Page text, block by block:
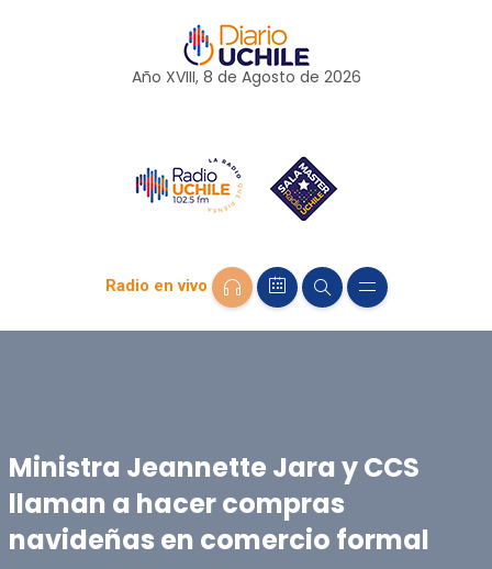
Año XVIII, 8 de Agosto de 2026
Radio en vivo
Ministra Jeannette Jara y CCS
llaman a hacer compras
navideñas en comercio formal